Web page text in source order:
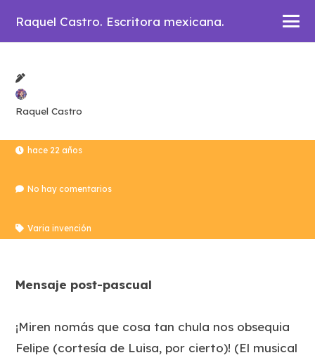
Raquel Castro. Escritora mexicana.
Raquel Castro
hace 22 años
No hay comentarios
Varia invención
Mensaje post-pascual
¡Miren nomás que cosa tan chula nos obsequia
Felipe (cortesía de Luisa, por cierto)! (El musical